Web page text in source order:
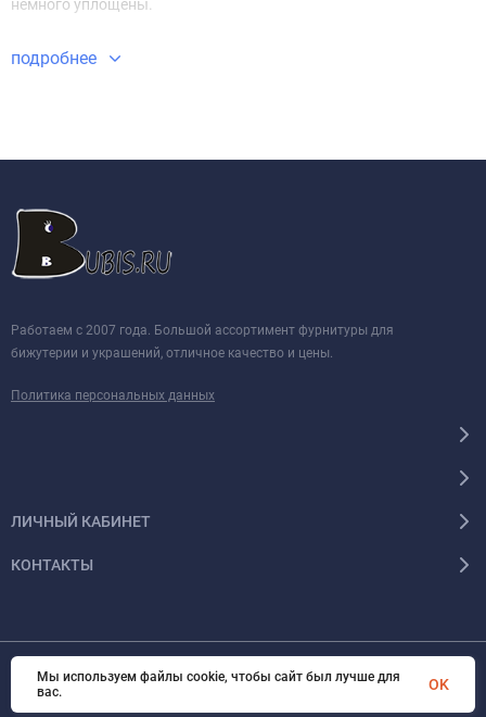
немного уплощены.
подробнее
Работаем с 2007 года. Большой ассортимент фурнитуры для
бижутерии и украшений, отличное качество и цены.
Политика персональных данных
ЛИЧНЫЙ КАБИНЕТ
КОНТАКТЫ
© 2026 BUBIS.RU Все права защищены
Мы используем файлы cookie, чтобы сайт был лучше для
вас.
OK